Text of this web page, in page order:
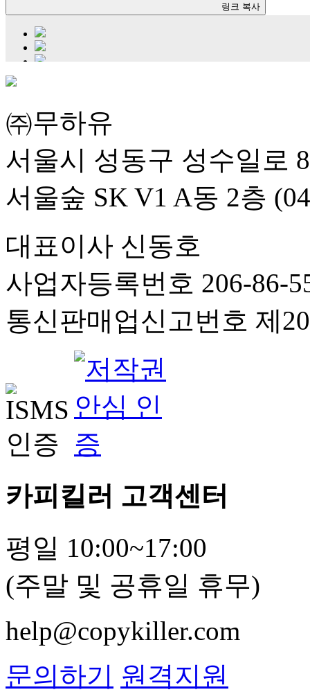
링크 복사
㈜무하유
서울시 성동구 성수일로
서울숲 SK V1 A동 2층
대표이사 신동호
사업자등록번호 206-86-
통신판매업신고번호 제
카피킬러 고객센터
평일 10:00~17:00
(주말 및 공휴일 휴무)
help@copykiller.com
문의하기 원격지원